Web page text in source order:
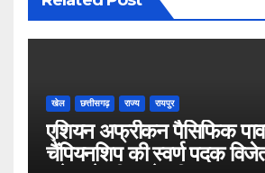
खेल छत्तीसगढ़ राज्य रायपुर
एशियन अफ्रीकन पैसिफिक
चैंपियनशिप की स्वर्ण पदक